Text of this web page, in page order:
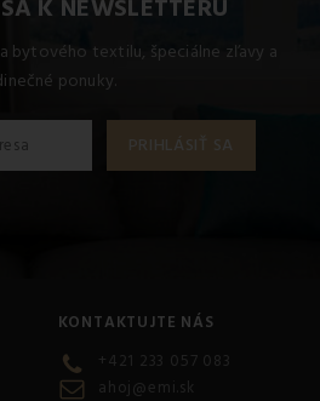
K NEWSLETTERU
bytového textilu, špeciálne zľavy a
ponuky.
KONTAKTUJTE NÁS
+421 233 057 083
ahoj@emi.sk